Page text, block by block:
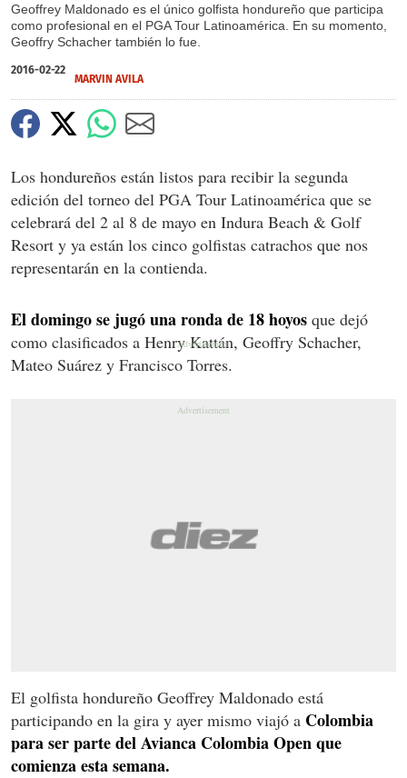
Geoffrey Maldonado es el único golfista hondureño que participa
como profesional en el PGA Tour Latinoamérica. En su momento,
Geoffry Schacher también lo fue.
2016-02-22
MARVIN AVILA
Los hondureños están listos para recibir la segunda
edición del torneo del PGA Tour Latinoamérica que se
celebrará del 2 al 8 de mayo en Indura Beach & Golf
Resort y ya están los cinco golfistas catrachos que nos
representarán en la contienda.
El domingo se jugó una ronda de 18 hoyos que dejó
como clasificados a Henry Kattán, Geoffry Schacher,
Mateo Suárez y Francisco Torres.
El golfista hondureño Geoffrey Maldonado está
participando en la gira y ayer mismo viajó a Colombia
para ser parte del Avianca Colombia Open que
comienza esta semana.